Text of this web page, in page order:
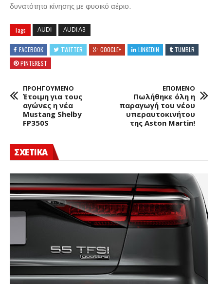
δυνατότητα κίνησης με φυσικό αέριο.
Tags AUDI AUDI A3
FACEBOOK TWITTER GOOGLE+ LINKEDIN
TUMBLR
PINTEREST
ΠΡΟΗΓΟΥΜΕΝΟ
Έτοιμη για τους
αγώνες η νέα
Mustang Shelby
FP350S
ΕΠΟΜΕΝΟ
Πωλήθηκε όλη η
παραγωγή του νέου
υπεραυτοκινήτου
της Aston Martin!
ΣΧΕΤΙΚΑ